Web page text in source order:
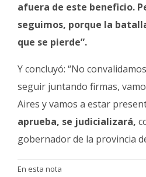
afuera de este beneficio.
seguimos, porque la
que se pierde”.
Y concluyó: “No
seguir juntando firmas,
Aires y vamos a estar
aprueba, se judicializará,
gobernador de la provincia
En esta nota